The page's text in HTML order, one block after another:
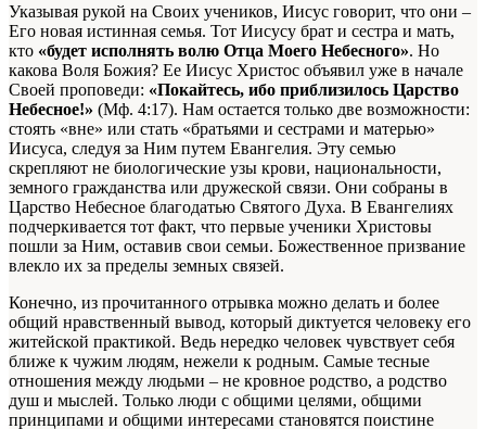
Указывая рукой на Своих учеников, Иисус говорит, что они –
Его новая истинная семья. Тот Иисусу брат и сестра и мать,
кто «будет исполнять волю Отца Моего Небесного». Но
какова Воля Божия? Ее Иисус Христос объявил уже в начале
Своей проповеди: «Покайтесь, ибо приблизилось Царство
Небесное!» (Мф. 4:17). Нам остается только две возможности:
стоять «вне» или стать «братьями и сестрами и матерью»
Иисуса, следуя за Ним путем Евангелия. Эту семью
скрепляют не биологические узы крови, национальности,
земного гражданства или дружеской связи. Они собраны в
Царство Небесное благодатью Святого Духа. В Евангелиях
подчеркивается тот факт, что первые ученики Христовы
пошли за Ним, оставив свои семьи. Божественное призвание
влекло их за пределы земных связей.
Конечно, из прочитанного отрывка можно делать и более
общий нравственный вывод, который диктуется человеку его
житейской практикой. Ведь нередко человек чувствует себя
ближе к чужим людям, нежели к родным. Самые тесные
отношения между людьми – не кровное родство, а родство
душ и мыслей. Только люди с общими целями, общими
принципами и общими интересами становятся поистине